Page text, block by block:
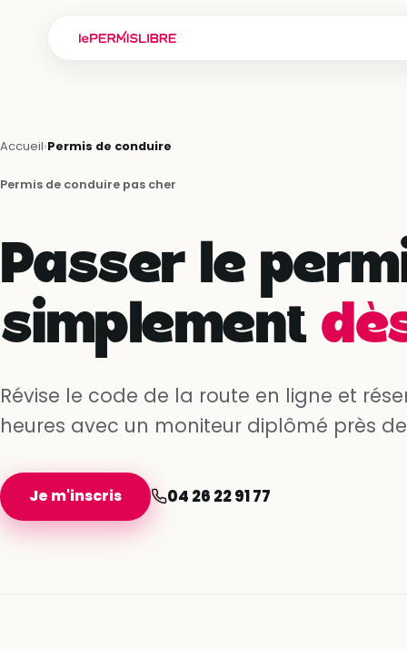
Accueil›Permis de conduire
Permis de conduire pas cher
Passer le
simplement
Révise le code de la route en ligne et
heures avec un moniteur diplômé près
Je m'inscris 04 26 22 91 77